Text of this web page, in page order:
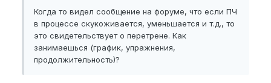
Когда то видел сообщение на форуме, что если ПЧ
в процессе скукоживается, уменьшается и т.д., то
это свидетельствует о перетрене. Как
занимаешься (график, упражнения,
продолжительность)?